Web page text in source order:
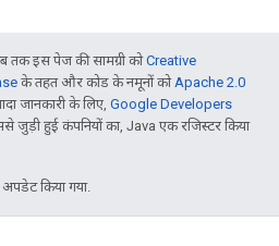
इस पेज की सामग्री कोCreative
के तहत और कोड के नमूनों कोApache 2.0
जानकारी के लिए, Google Developers
हुई कंपनियों का, Java एक रजिस्टर किया
किया गया.